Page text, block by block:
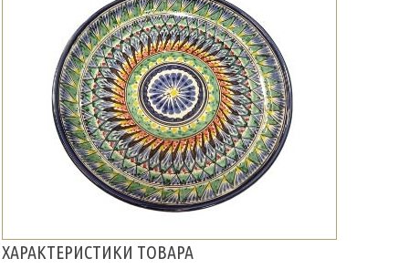
ХАРАКТЕРИСТИКИ ТОВАРА